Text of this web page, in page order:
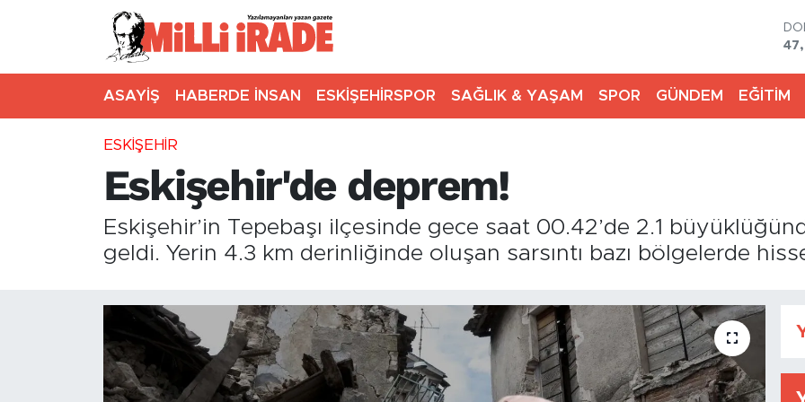
ASAYİŞ HABERDE İNSAN ESKİŞEHİRSPOR SAĞLIK & YAŞAM SPOR GÜNDEM EĞİTİM
ESKİŞEHİR
Eskişehir'de deprem!
Eskişehir’in Tepebaşı ilçesinde gece saat 00.42’de 2.1
geldi. Yerin 4.3 km derinliğinde oluşan sarsıntı bazı bölgelerde